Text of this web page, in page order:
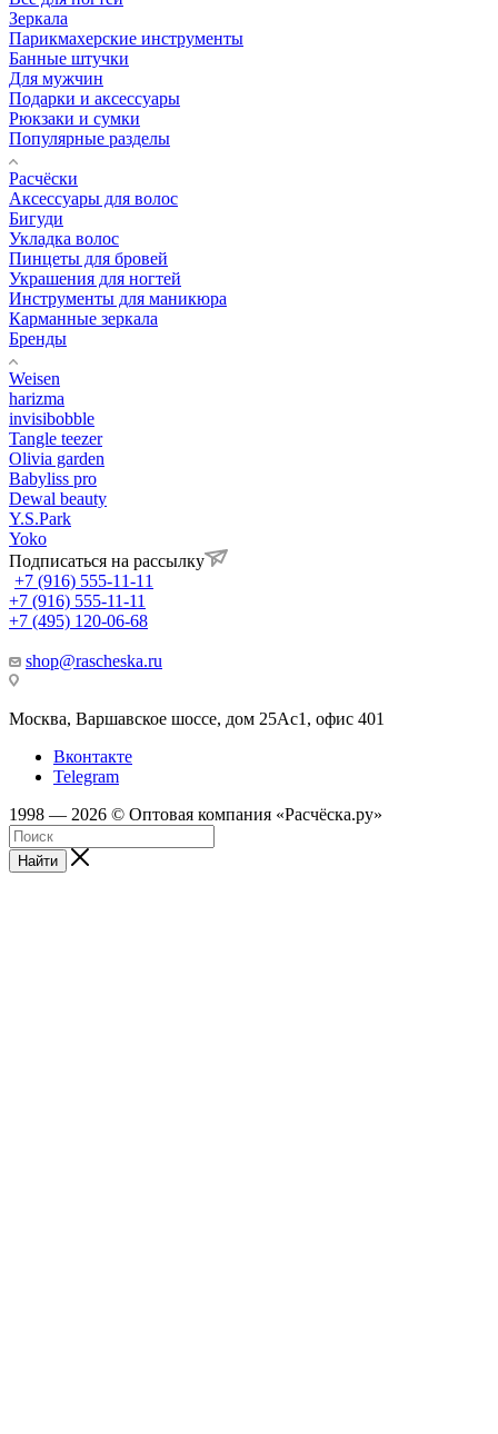
Зеркала
Парикмахерские инструменты
Банные штучки
Для мужчин
Подарки и аксессуары
Рюкзаки и сумки
Популярные разделы
Расчёски
Аксессуары для волос
Бигуди
Укладка волос
Пинцеты для бровей
Украшения для ногтей
Инструменты для маникюра
Карманные зеркала
Бренды
Weisen
harizma
invisibobble
Tangle teezer
Olivia garden
Babyliss pro
Dewal beauty
Y.S.Park
Yoko
Подписаться на рассылку
+7 (916) 555-11-11
+7 (916) 555-11-11
+7 (495) 120-06-68
shop@rascheska.ru
Москва, Варшавское шоссе, дом 25Аc1, офис 401
Вконтакте
Telegram
1998 — 2026 © Оптовая компания «Расчёска.ру»
Найти